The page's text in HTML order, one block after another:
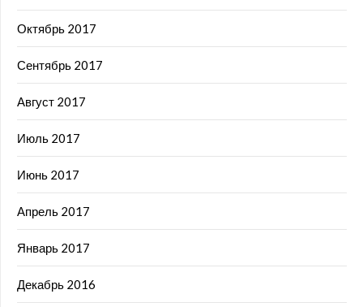
Октябрь 2017
Сентябрь 2017
Август 2017
Июль 2017
Июнь 2017
Апрель 2017
Январь 2017
Декабрь 2016